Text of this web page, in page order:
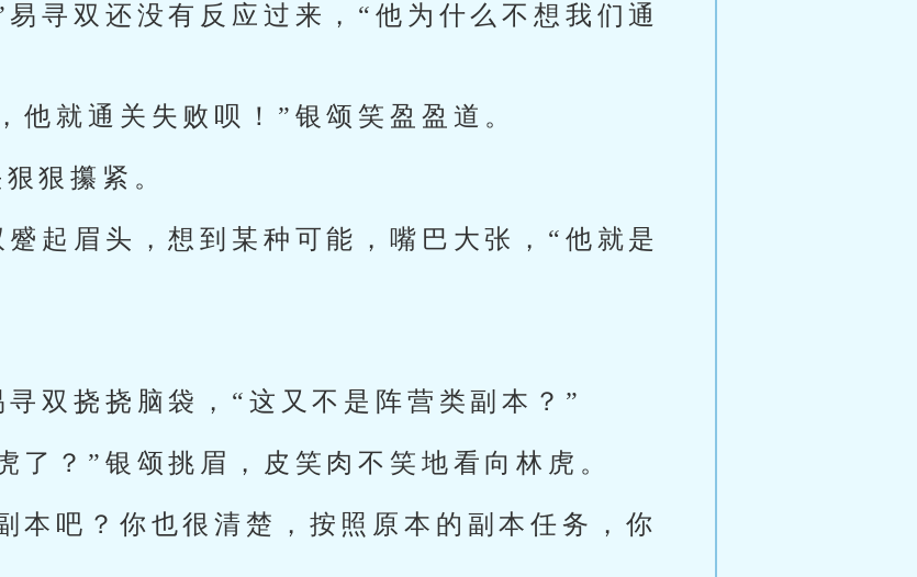
寻双还没有反应过来，“他为什么不想我们通
他就通关失败呗！”银颂笑盈盈道。
狠攥紧。
起眉头，想到某种可能，嘴巴大张，“他就是
双挠挠脑袋，“这又不是阵营类副本？”
了？”银颂挑眉，皮笑肉不笑地看向林虎。
本吧？你也很清楚，按照原本的副本任务，你